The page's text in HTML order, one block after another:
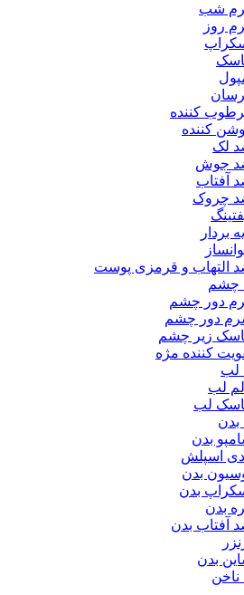
شب
روز
کننده
کننده
لک
جوش
آفتاب
چروک
بردار
التهاب و قرمزی پوست
چشم
دور چشم
دور چشم
زیر چشم
کننده مژه
لب
لب
لب
بدن
بدن
اسپلش
بدن
بدن
بدن
آفتاب بدن
بدن